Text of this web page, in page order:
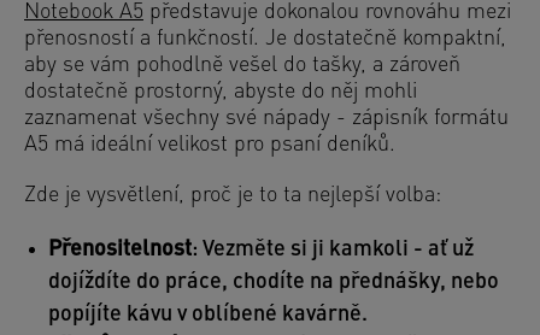
Notebook A5 představuje dokonalou rovnováhu mezi
přenosností a funkčností. Je dostatečně kompaktní,
aby se vám pohodlně vešel do tašky, a zároveň
dostatečně prostorný, abyste do něj mohli
zaznamenat všechny své nápady - zápisník formátu
A5 má ideální velikost pro psaní deníků.
Zde je vysvětlení, proč je to ta nejlepší volba:
Přenositelnost: Vezměte si ji kamkoli - ať už
dojíždíte do práce, chodíte na přednášky, nebo
popíjíte kávu v oblíbené kavárně.